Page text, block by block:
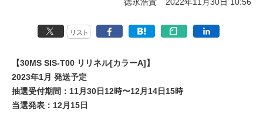
リスト
【30MS SIS-T00 リリネル[カラーA]】
2023年1月 発送予定
抽選受付期間：11月30日12時〜12月14日15時
当選発表：12月15日